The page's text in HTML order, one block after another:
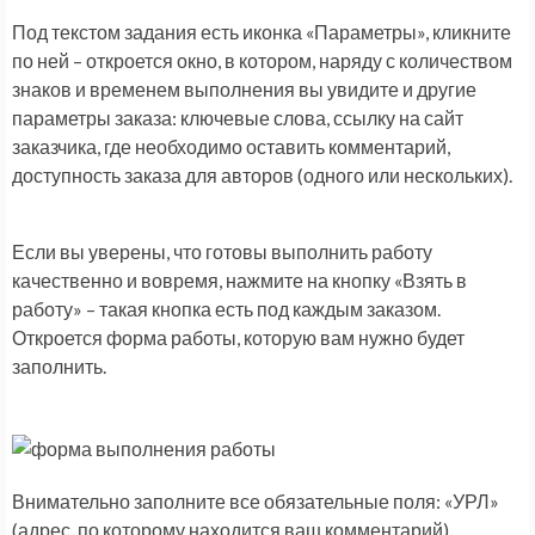
Под текстом задания есть иконка «Параметры», кликните
по ней – откроется окно, в котором, наряду с количеством
знаков и временем выполнения вы увидите и другие
параметры заказа: ключевые слова, ссылку на сайт
заказчика, где необходимо оставить комментарий,
доступность заказа для авторов (одного или нескольких).
Если вы уверены, что готовы выполнить работу
качественно и вовремя, нажмите на кнопку «Взять в
работу» – такая кнопка есть под каждым заказом.
Откроется форма работы, которую вам нужно будет
заполнить.
Внимательно заполните все обязательные поля: «УРЛ»
(адрес, по которому находится ваш комментарий),